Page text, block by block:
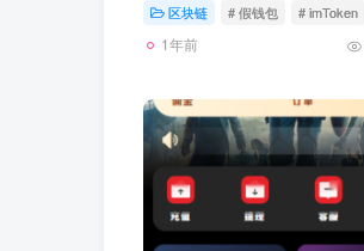
区块链 # 假钱包 # imToken
1年前